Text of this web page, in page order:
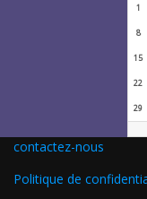
1
8
15
22
29
contactez-nous
Politique de